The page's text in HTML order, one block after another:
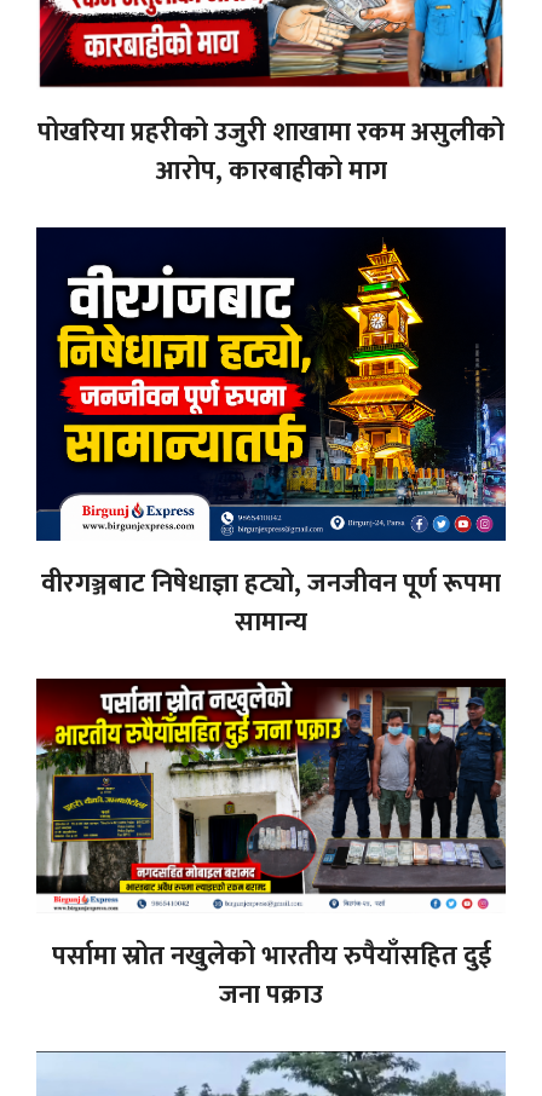
पोखरिया प्रहरीको उजुरी शाखामा रकम असुलीको
आरोप, कारबाहीको माग
वीरगञ्जबाट निषेधाज्ञा हट्यो, जनजीवन पूर्ण रूपमा
सामान्य
पर्सामा स्रोत नखुलेको भारतीय रुपैयाँसहित दुई
जना पक्राउ